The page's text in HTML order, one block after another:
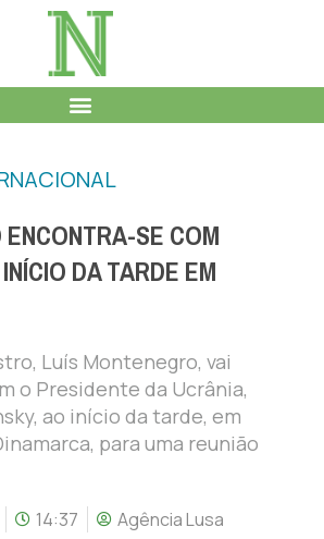
SE COM
DA TARDE EM
Luís Montenegro, vai
o Presidente da Ucrânia,
ao início da tarde, em
para uma reunião
14:37 Agência Lusa